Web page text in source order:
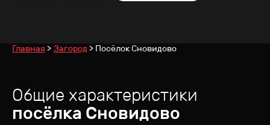
Главная Загород Посёлок Сновидово
Общие характеристики
посёлка Сновидово